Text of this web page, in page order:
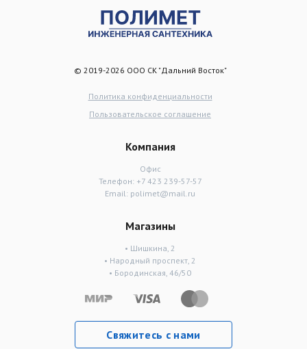
© 2019-2026 ООО СК "Дальний Восток"
Политика конфиденциальности
Пользовательское соглашение
Компания
Офис
Телефон: +7 423 239-57-57
Email: polimet@mail.ru
Магазины
• Шишкина, 2
• Народный проспект, 2
• Бородинская, 46/50
Свяжитесь с нами